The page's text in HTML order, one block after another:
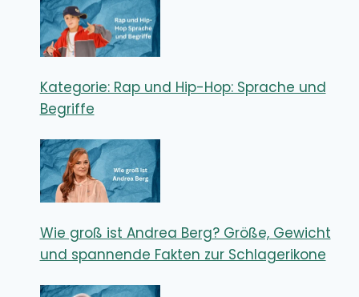
Kategorie: Rap und Hip-Hop: Sprache und
Begriffe
Wie groß ist Andrea Berg? Größe, Gewicht
und spannende Fakten zur Schlagerikone